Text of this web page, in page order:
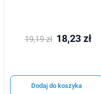
19,19 zł 18,23 zł
Dodaj do koszyka